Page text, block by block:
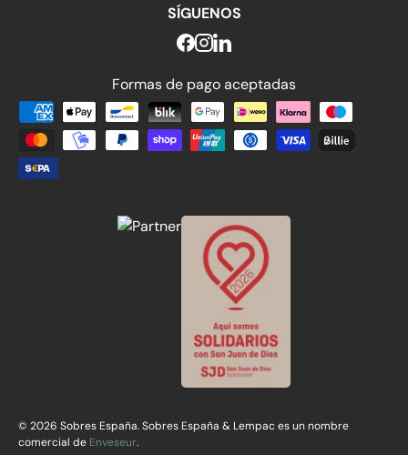
SÍGUENOS
Formas de pago aceptadas
Formas de pago aceptadas
© 2026 Sobres España. Sobres España & Lempac es un nombre
comercial de Enveseur.